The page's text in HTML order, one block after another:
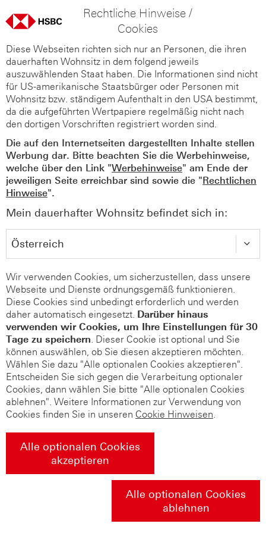
Rechtliche Hinweise /
Cookies
Diese Webseiten richten sich nur an Personen, die ihren
dauerhaften Wohnsitz in dem folgend jeweils
auszuwählenden Staat haben. Die Informationen sind nicht
für US-amerikanische Staatsbürger oder Personen mit
Wohnsitz bzw. ständigem Aufenthalt in den USA bestimmt,
da die aufgeführten Wertpapiere regelmäßig nicht nach
den dortigen Vorschriften registriert worden sind.
Die auf den Internetseiten dargestellten Inhalte stellen
Werbung dar. Bitte beachten Sie die Werbehinweise,
welche über den Link "Werbehinweise" am Ende der
jeweiligen Seite erreichbar sind sowie die "Rechtlichen
Hinweise".
Mein dauerhafter Wohnsitz befindet sich in:
Wir verwenden Cookies, um sicherzustellen, dass unsere
Webseite und Dienste ordnungsgemäß funktionieren.
Diese Cookies sind unbedingt erforderlich und werden
daher automatisch eingesetzt. Darüber hinaus
verwenden wir Cookies, um Ihre Einstellungen für 30
Tage zu speichern. Dieser Cookie ist optional und Sie
können auswählen, ob Sie diesen akzeptieren möchten.
Wählen Sie dazu "Alle optionalen Cookies akzeptieren".
Entscheiden Sie sich gegen die Verarbeitung optionaler
Cookies, dann wählen Sie bitte "Alle optionalen Cookies
ablehnen". Weitere Informationen zur Verwendung von
Cookies finden Sie in unseren Cookie Hinweisen.
Alle optionalen Cookies
akzeptieren
Alle optionalen Cookies
ablehnen